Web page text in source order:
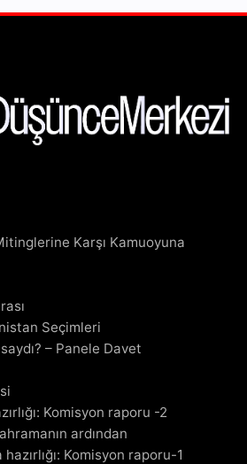
Karşı Kamuoyuna
Seçimleri
– Panele Davet
Komisyon raporu -2
ardından
Komisyon raporu-1